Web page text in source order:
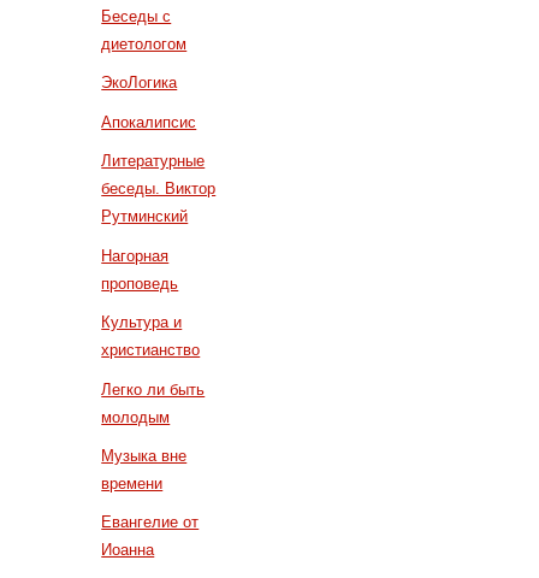
Беседы с
диетологом
ЭкоЛогика
Апокалипсис
Литературные
беседы. Виктор
Рутминский
Нагорная
проповедь
Культура и
христианство
Легко ли быть
молодым
Музыка вне
времени
Евангелие от
Иоанна